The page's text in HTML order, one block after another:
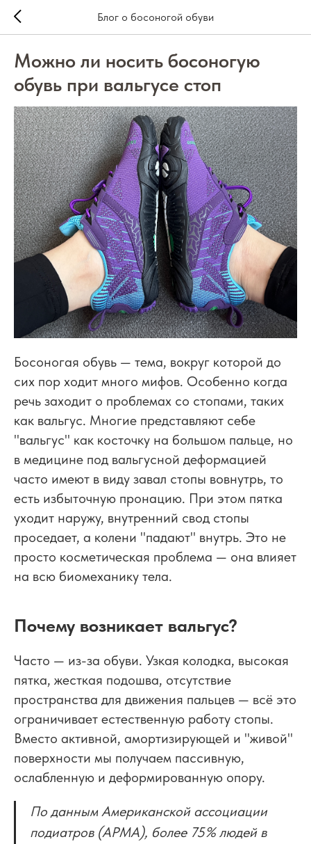
Блог о босоногой обуви
Можно ли носить босоногую
обувь при вальгусе стоп
Босоногая обувь — тема, вокруг которой до
сих пор ходит много мифов. Особенно когда
речь заходит о проблемах со стопами, таких
как вальгус. Многие представляют себе
"вальгус" как косточку на большом пальце, но
в медицине под вальгусной деформацией
часто имеют в виду завал стопы вовнутрь, то
есть избыточную пронацию. При этом пятка
уходит наружу, внутренний свод стопы
проседает, а колени "падают" внутрь. Это не
просто косметическая проблема — она влияет
на всю биомеханику тела.
Почему возникает вальгус?
Часто — из-за обуви. Узкая колодка, высокая
пятка, жесткая подошва, отсутствие
пространства для движения пальцев — всё это
ограничивает естественную работу стопы.
Вместо активной, амортизирующей и "живой"
поверхности мы получаем пассивную,
ослабленную и деформированную опору.
По данным Американской ассоциации
подиатров (APMA), более 75% людей в